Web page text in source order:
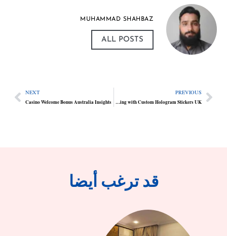
MUHAMMAD SHAHBAZ
ALL POSTS
PREVIOUS
Elevate Luxury Packaging with Custom Hologram Stickers UK
NEXT
Casino Welcome Bonus Australia Insights
قد ترغب أيضا